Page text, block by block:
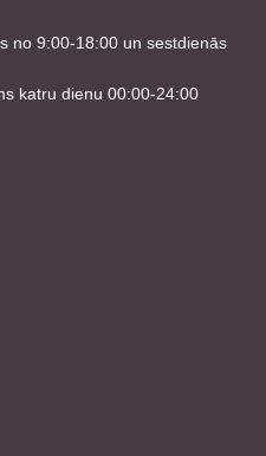
no 9:00-18:00 un sestdienās
katru dienu 00:00-24:00